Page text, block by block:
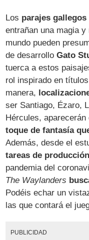
Los parajes gallegos
entrañan una magia
mundo pueden
de desarrolloGato
tuerca a estos
rol inspirado en
manera,
ser Santiago, Ézaro,
Hércules,
toque de fantasía
Además, desde el
tareas de
pandemia del
The Waylanders
Podéis echar un
las que contará el
PUBLICIDAD